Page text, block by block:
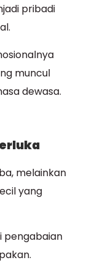
pribadi
muncul
dewasa.
melainkan
yang
pengabaian